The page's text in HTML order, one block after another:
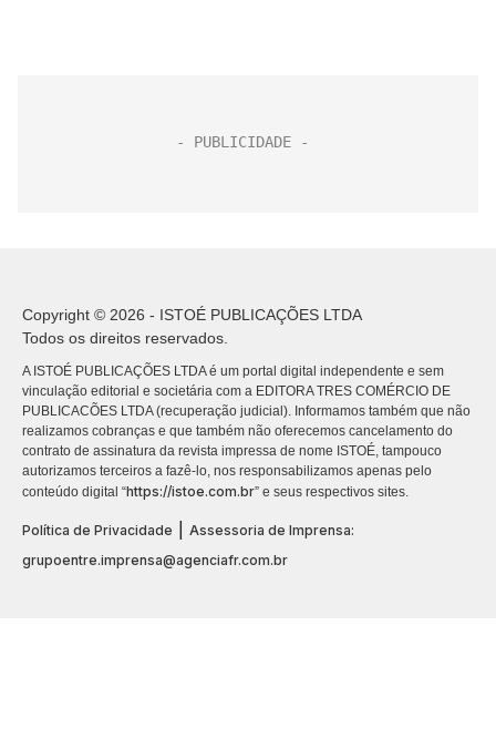
Copyright © 2026 - ISTOÉ PUBLICAÇÕES LTDA
Todos os direitos reservados.
A ISTOÉ PUBLICAÇÕES LTDA é um portal digital independente e sem
vinculação editorial e societária com a EDITORA TRES COMÉRCIO DE
PUBLICACÕES LTDA (recuperação judicial). Informamos também que não
realizamos cobranças e que também não oferecemos cancelamento do
contrato de assinatura da revista impressa de nome ISTOÉ, tampouco
autorizamos terceiros a fazê-lo, nos responsabilizamos apenas pelo
conteúdo digital “https://istoe.com.br” e seus respectivos sites.
Política de Privacidade
Assessoria de Imprensa:
grupoentre.imprensa@agenciafr.com.br